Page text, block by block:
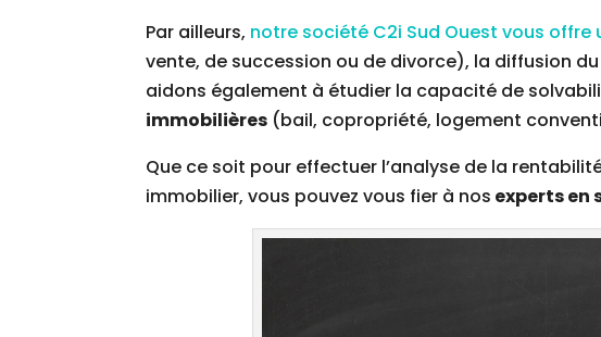
Par ailleurs, notre société C2i Sud Ouest vous
vente, de succession ou de divorce), la diffusion
aidons également à étudier la capacité de
immobilières (bail, copropriété, logement
Que ce soit pour effectuer l’analyse de la
immobilier, vous pouvez vous fier à nos experts